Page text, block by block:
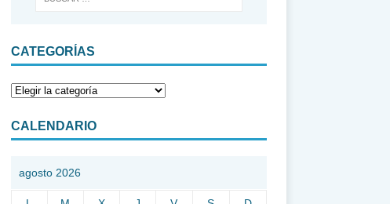
CATEGORÍAS
CALENDARIO
agosto 2026